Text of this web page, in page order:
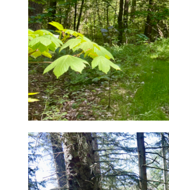
Surfcamp
Priser Camping